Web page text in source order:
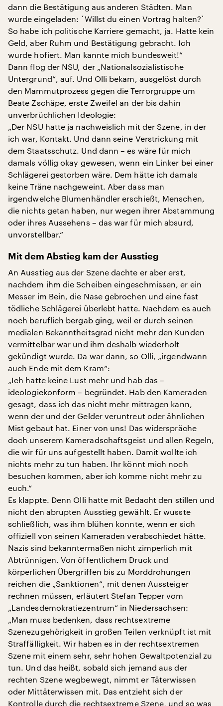
dann die Bestätigung aus anderen Städten. Man
wurde eingeladen: ´Willst du einen Vortrag halten?`
So habe ich politische Karriere gemacht, ja. Hatte kein
Geld, aber Ruhm und Bestätigung gebracht. Ich
wurde hofiert. Man kannte mich bundesweit!“
Dann flog der NSU, der „Nationalsozialistische
Untergrund“, auf. Und Olli bekam, ausgelöst durch
den Mammutprozess gegen die Terrorgruppe um
Beate Zschäpe, erste Zweifel an der bis dahin
unverbrüchlichen Ideologie:
„Der NSU hatte ja nachweislich mit der Szene, in der
ich war, Kontakt. Und dann seine Verstrickung mit
dem Staatsschutz. Und dann – es wäre für mich
damals völlig okay gewesen, wenn ein Linker bei einer
Schlägerei gestorben wäre. Dem hätte ich damals
keine Träne nachgeweint. Aber dass man
irgendwelche Blumenhändler erschießt, Menschen,
die nichts getan haben, nur wegen ihrer Abstammung
oder ihres Aussehens – das war für mich absurd,
unvorstellbar.“
Mit dem Abstieg kam der Ausstieg
An Ausstieg aus der Szene dachte er aber erst,
nachdem ihm die Scheiben eingeschmissen, er ein
Messer im Bein, die Nase gebrochen und eine fast
tödliche Schlägerei überlebt hatte. Nachdem es auch
noch beruflich bergab ging, weil er durch seinen
medialen Bekanntheitsgrad nicht mehr den Kunden
vermittelbar war und ihm deshalb wiederholt
gekündigt wurde. Da war dann, so Olli, „irgendwann
auch Ende mit dem Kram“:
„Ich hatte keine Lust mehr und hab das –
ideologiekonform – begründet. Hab den Kameraden
gesagt, dass ich das nicht mehr mittragen kann,
wenn der und der Gelder veruntreut oder ähnlichen
Mist gebaut hat. Einer von uns! Das widerspräche
doch unserem Kameradschaftsgeist und allen Regeln,
die wir für uns aufgestellt haben. Damit wollte ich
nichts mehr zu tun haben. Ihr könnt mich noch
besuchen kommen, aber ich komme nicht mehr zu
euch.“
Es klappte. Denn Olli hatte mit Bedacht den stillen und
nicht den abrupten Ausstieg gewählt. Er wusste
schließlich, was ihm blühen konnte, wenn er sich
offiziell von seinen Kameraden verabschiedet hätte.
Nazis sind bekanntermaßen nicht zimperlich mit
Abtrünnigen. Von öffentlichem Druck und
körperlichen Übergriffen bis zu Morddrohungen
reichen die „Sanktionen“, mit denen Aussteiger
rechnen müssen, erläutert Stefan Tepper vom
„Landesdemokratiezentrum“ in Niedersachsen:
„Man muss bedenken, dass rechtsextreme
Szenezugehörigkeit in großen Teilen verknüpft ist mit
Straffälligkeit. Wir haben es in der rechtsextremen
Szene mit einem sehr, sehr hohen Gewaltpotenzial zu
tun. Und das heißt, sobald sich jemand aus der
rechten Szene wegbewegt, nimmt er Täterwissen
oder Mittäterwissen mit. Das entzieht sich der
Kontrolle durch die rechtsextreme Szene, und so was